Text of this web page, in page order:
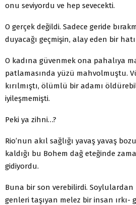
onu seviyordu ve hep sevecekti.
O gerçek değildi. Sadece geride
duyacağı geçmişin, alay eden bir
O kadına güvenmek ona pahalıya
patlamasında yüzü mahvolmuştu.
kırılmıştı, ölümlü bir adamı
iyileşmemişti.
Peki ya zihni…?
Rio’nun akıl sağlığı yavaş yavaş
kaldığı bu Bohem dağ eteğinde
gidiyordu.
Buna bir son verebilirdi.
genleri taşıyan melez bir insan ırkı-